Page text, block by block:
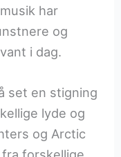
har
og
i dag.
set en stigning
lyde og
og Arctic